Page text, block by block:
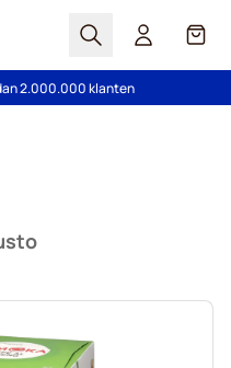
Zoek Cart
eerlijke prijzen
2.000.000 klanten